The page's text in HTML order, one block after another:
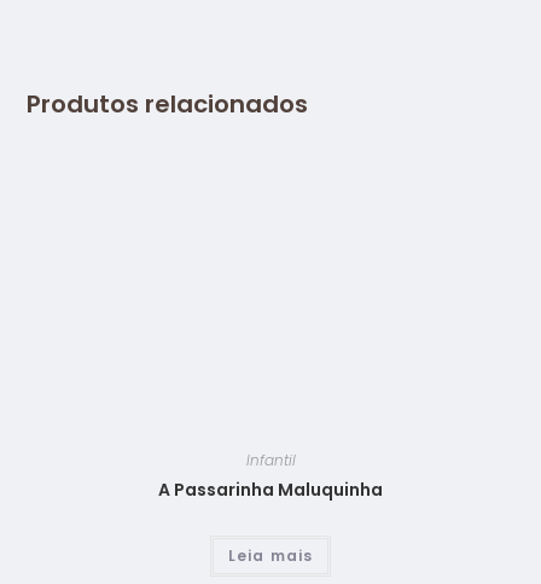
Produtos relacionados
Infantil
A Passarinha Maluquinha
Leia mais